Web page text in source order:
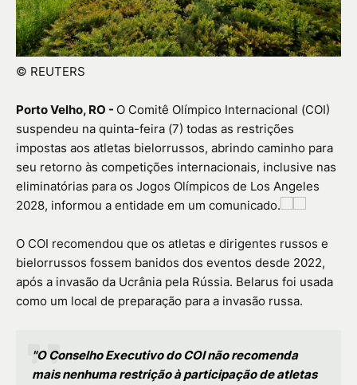
© REUTERS
Porto Velho, RO - O Comitê Olímpico Internacional (COI)
suspendeu na quinta-feira (7) todas as restrições
impostas aos atletas bielorrussos, abrindo caminho para
seu retorno às competições internacionais, inclusive nas
eliminatórias para os Jogos Olímpicos de Los Angeles
2028, informou a entidade em um comunicado.
O COI recomendou que os atletas e dirigentes russos e
bielorrussos fossem banidos dos eventos desde 2022,
após a invasão da Ucrânia pela Rússia. Belarus foi usada
como um local de preparação para a invasão russa.
"O Conselho Executivo do COI não recomenda
mais nenhuma restrição à participação de atletas